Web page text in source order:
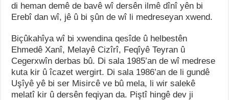
di heman demê de bavê wî dersên ilmê dînî yên bi
Erebî dan wî, jê û bi şûn de wî li medreseyan xwend.
Biçûkahîya wî bi xwendina qesîde û helbestên
Ehmedê Xanî, Melayê Cizîrî, Feqîyê Teyran û
Cegerxwîn derbas bû. Di sala 1985’an de wî medrese
kuta kir û îcazet wergirt. Di sala 1986’an de li gundê
Uşîyê yê bi ser Misircê ve bû mela, li wir salekê
melatî kir û dersên feqiyan da. Piştî hingê dev ji